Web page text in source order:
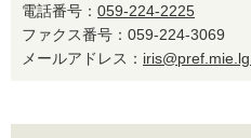
電話番号： 059-224-2225
ファクス番号：059-224-3069
メールアドレス：